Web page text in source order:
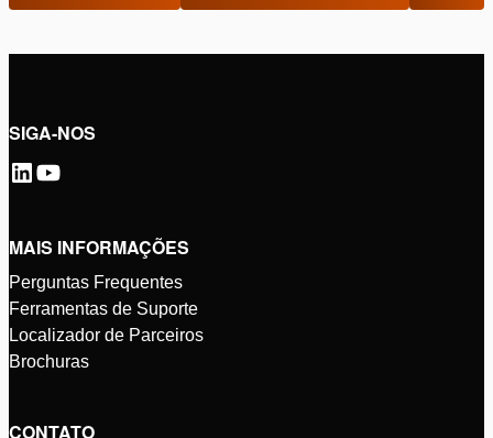
SIGA-NOS
MAIS INFORMAÇÕES
Perguntas Frequentes
Ferramentas de Suporte
Localizador de Parceiros
Brochuras
CONTATO